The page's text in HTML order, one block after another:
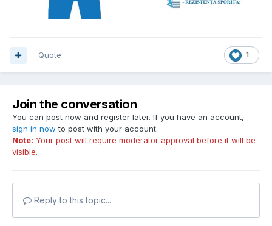
1
Quote
Join the conversation
You can post now and register later. If you have an account,
sign in now to post with your account.
Note: Your post will require moderator approval before it will be
visible.
Reply to this topic...